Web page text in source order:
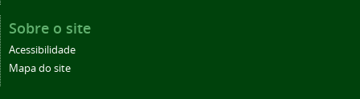
Sobre o site
Acessibilidade
Mapa do site